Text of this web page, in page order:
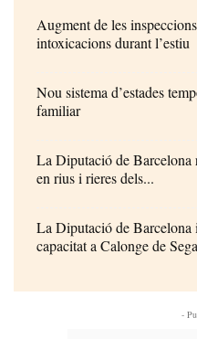
Augment de les
intoxicacions durant l’estiu
Nou sistema d’estades
familiar
La Diputació de
en rius i rieres dels...
La Diputació de Barcelona
capacitat a Calonge de
-